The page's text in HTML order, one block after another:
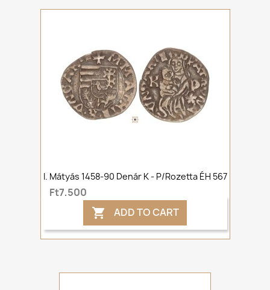
I. Mátyás 1458-90 Denár K - P/rozetta ÉH 567
Ft7,500
 ADD TO CART